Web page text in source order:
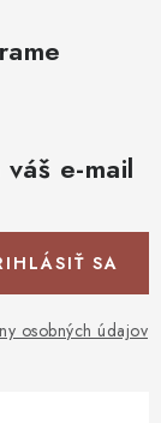
e-mail
osobných údajov
SA